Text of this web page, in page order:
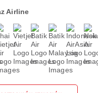
Airline